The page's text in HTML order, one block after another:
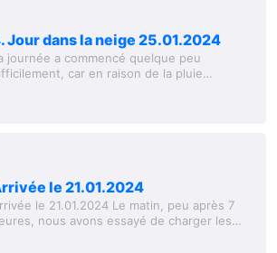
Jour dans la neige 25.01.2024
journée a commencé quelque peu
car en raison de la pluie
le 21.01.2024
le 21.01.2024 Le matin, peu après 7
nous avons essayé de charger les